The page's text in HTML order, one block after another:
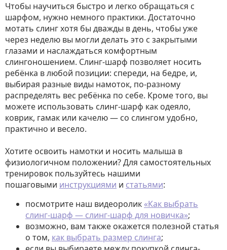
Чтобы научиться быстро и легко обращаться с
шарфом, нужно немного практики. Достаточно
мотать слинг хотя бы дважды в день, чтобы уже
через неделю вы могли делать это с закрытыми
глазами и наслаждаться комфортным
слингоношением. Слинг-шарф позволяет носить
ребёнка в любой позиции: спереди, на бедре, и,
выбирая разные виды намоток, по-разному
распределять вес ребёнка по себе. Кроме того, вы
можете использовать слинг-шарф как одеяло,
коврик, гамак или качелю — со слингом удобно,
практично и весело.
Хотите освоить намотки и носить малыша в
физиологичном положении? Для самостоятельных
тренировок пользуйтесь нашими
пошаговыми инструкциями и статьями:
посмотрите наш видеоролик «Как выбрать
слинг-шарф — слинг-шарф для новичка»;
возможно, вам также окажется полезной статья
о том, как выбрать размер слинга;